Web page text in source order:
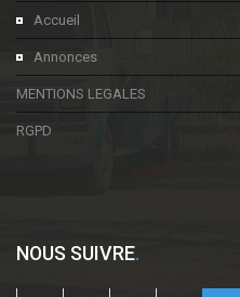
Accueil
Annonces
MENTIONS LEGALES
RGPD
NOUS SUIVRE.